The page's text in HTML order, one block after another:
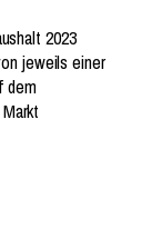
2023
jeweils einer
dem